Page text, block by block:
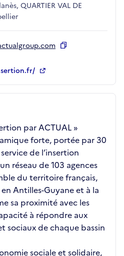
par ACTUAL »
forte, portée par 30
de l’insertion
réseau de 103 agences
du territoire français,
Antilles-Guyane et à la
sa proximité avec les
à répondre aux
sociaux de chaque bassin
sociale et solidaire,
QUARTIER VAL DE